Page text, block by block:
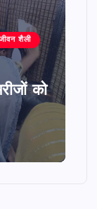
शैली
को